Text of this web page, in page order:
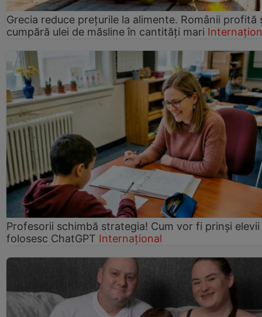
Grecia reduce prețurile la alimente. Românii profită
cumpără ulei de măsline în cantități mari
Profesorii schimbă strategia! Cum vor fi prinși elevii
folosesc ChatGPT Internațional